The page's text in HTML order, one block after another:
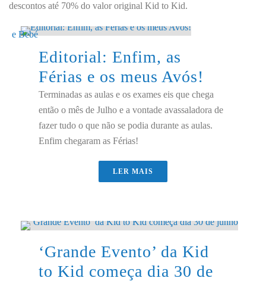
descontos até 70% do valor original Kid to Kid.
Editorial: Enfim, as
Férias e os meus Avós!
Terminadas as aulas e os exames eis que chega
então o mês de Julho e a vontade avassaladora de
fazer tudo o que não se podia durante as aulas.
Enfim chegaram as Férias!
LER MAIS
‘Grande Evento’ da Kid
to Kid começa dia 30 de